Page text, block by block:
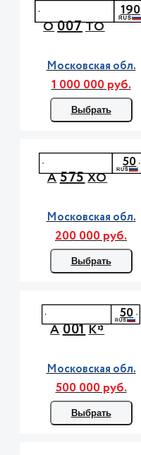
О007ТО
190
Московская обл.
1 000 000 руб.
Выбрать
А575ХО
50
Московская обл.
200 000 руб.
Выбрать
А001К*
50
Московская обл.
500 000 руб.
Выбрать